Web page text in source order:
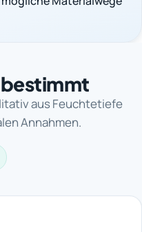
aus Feuchtetiefe
Annahmen.